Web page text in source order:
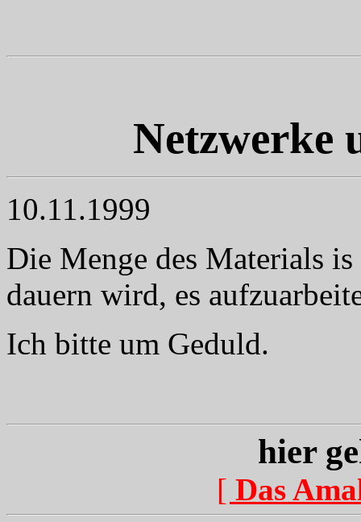
Netzwerke
10.11.1999
Die Menge des Materials
dauern wird, es
Ich bitte um Geduld.
hier
[ Das